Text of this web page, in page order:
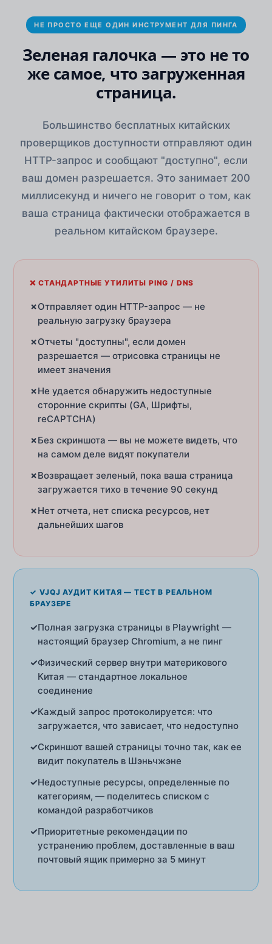
НЕ ПРОСТО ЕЩЕ ОДИН ИНСТРУМЕНТ ДЛЯ ПИНГА
Зеленая галочка — это не то
же самое, что загруженная
страница.
Большинство бесплатных китайских
проверщиков доступности отправляют один
HTTP-запрос и сообщают "доступно", если
ваш домен разрешается. Это занимает 200
миллисекунд и ничего не говорит о том, как
ваша страница фактически отображается в
реальном китайском браузере.
❌ СТАНДАРТНЫЕ УТИЛИТЫ PING / DNS
✗Отправляет один HTTP-запрос — не
реальную загрузку браузера
✗Отчеты "доступны", если домен
разрешается — отрисовка страницы не
имеет значения
✗Не удается обнаружить недоступные
сторонние скрипты (GA, Шрифты,
reCAPTCHA)
✗Без скриншота — вы не можете видеть, что
на самом деле видят покупатели
✗Возвращает зеленый, пока ваша страница
загружается тихо в течение 90 секунд
✗Нет отчета, нет списка ресурсов, нет
дальнейших шагов
✓ VJQJ АУДИТ КИТАЯ — ТЕСТ В РЕАЛЬНОМ
БРАУЗЕРЕ
✓Полная загрузка страницы в Playwright —
настоящий браузер Chromium, а не пинг
✓Физический сервер внутри материкового
Китая — стандартное локальное
соединение
✓Каждый запрос протоколируется: что
загружается, что зависает, что недоступно
✓Скриншот вашей страницы точно так, как ее
видит покупатель в Шэньчжэне
✓Недоступные ресурсы, определенные по
категориям, — поделитесь списком с
командой разработчиков
✓Приоритетные рекомендации по
устранению проблем, доставленные в ваш
почтовый ящик примерно за 5 минут